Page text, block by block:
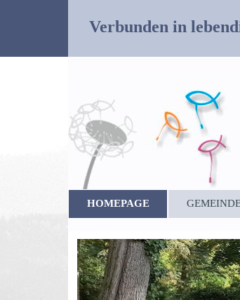
HOMEPAGE
Verbunden in